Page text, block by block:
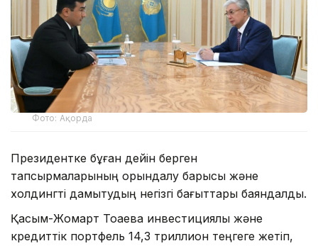
Фото: Ақорда
Президентке бұған дейін берген
тапсырмаларының орындалу барысы және
холдингті дамытудың негізгі бағыттары баяндалды.
Қасым-Жомарт Тоқаевқа инвестициялық және
кредиттік портфель 14,3 триллион теңгеге жетіп,